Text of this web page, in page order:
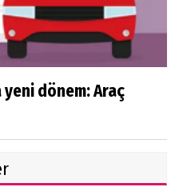
dönem: Araç